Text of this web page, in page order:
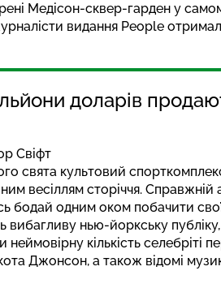
Медісон-сквер-гарден у
видання People
доларів
Свіфт
свята культовий
весіллям сторіччя.
бодай одним оком побачити
вибагливу нью-йоркську
кількість селебріті
Джонсон, а також відомі